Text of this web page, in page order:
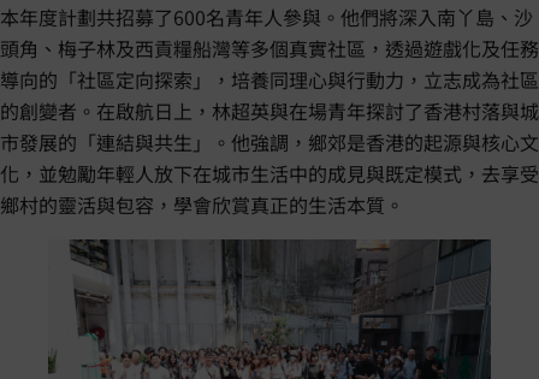
本年度計劃共招募了600名青年人參與。他們將深入南丫島、沙
頭角、梅子林及西貢糧船灣等多個真實社區，透過遊戲化及任務
導向的「社區定向探索」，培養同理心與行動力，立志成為社區
的創變者。在啟航日上，林超英與在場青年探討了香港村落與城
市發展的「連結與共生」。他強調，鄉郊是香港的起源與核心文
化，並勉勵年輕人放下在城市生活中的成見與既定模式，去享受
鄉村的靈活與包容，學會欣賞真正的生活本質。